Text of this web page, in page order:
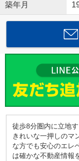
築年月
徒歩8分圏内に立地
きれいな一押しのマ
な方でも安心のエレ
は確かな不動産情報